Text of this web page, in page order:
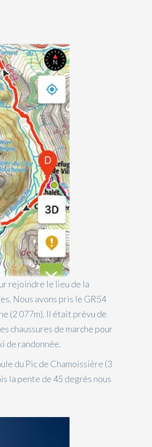
rejoindre le lieu de la
Nous avons pris le GR54
(2 077m). Il était prévu de
chaussures de marche pour
de randonnée.
du Pic de Chamoissière (3
la pente de 45 degrés nous